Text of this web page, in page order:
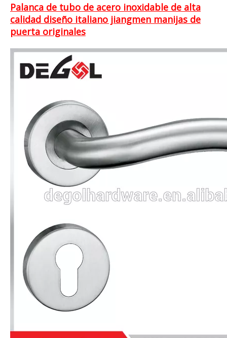
Palanca de tubo de acero inoxidable de alta
calidad diseño italiano jiangmen manijas de
puerta originales